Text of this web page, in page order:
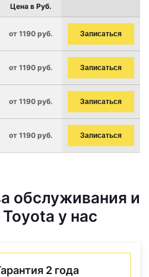
Цена в Руб.
от 1190 руб. Записаться
от 1190 руб. Записаться
от 1190 руб. Записаться
от 1190 руб. Записаться
обслуживания и
у нас
2 года